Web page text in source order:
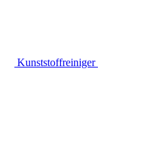
Kunststoffreiniger